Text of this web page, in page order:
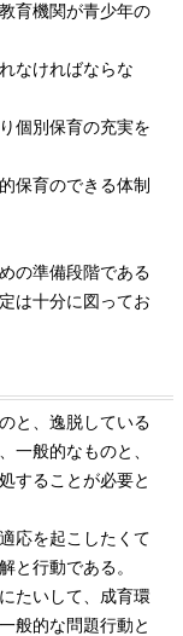
育機関が青少年の
なければならな
個別保育の充実を
保育のできる体制
の準備段階である
は十分に図ってお
と、逸脱している
一般的なものと、
することが必要と
応を起こしたくて
と行動である。
たいして、成育環
般的な問題行動と